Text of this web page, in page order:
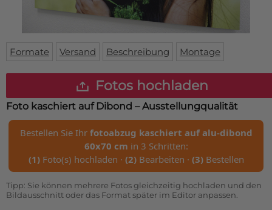
Custom skateboard deck
Formate Versand Beschreibung Montage
Fotos hochladen
Foto kaschiert auf Dibond – Ausstellungqualität
Bestellen Sie Ihr fotoabzug kaschiert auf alu-dibond
60x70 cm in 3 Schritten:
(1)Foto(s) hochladen · (2)Bearbeiten · (3)Bestellen
Tipp: Sie können mehrere Fotos gleichzeitig hochladen und den
Bildausschnitt oder das Format später im Editor anpassen.